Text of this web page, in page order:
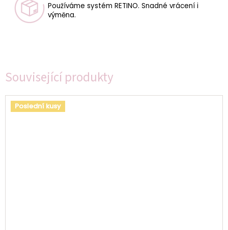
Související produkty
Poslední kusy
Používáme systém RETINO. Snadné vrácení i
výměna.